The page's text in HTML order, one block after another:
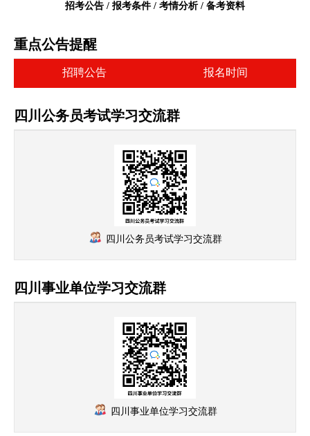
招考公告 / 报考条件 / 考情分析 / 备考资料
重点公告提醒
招聘公告 报名时间
四川公务员考试学习交流群
四川公务员考试学习交流群
四川事业单位学习交流群
四川事业单位学习交流群